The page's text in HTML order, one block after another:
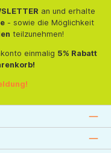
an und erhalte
- sowie die Möglichkeit
teilzunehmen!
einmalig 5% Rabatt